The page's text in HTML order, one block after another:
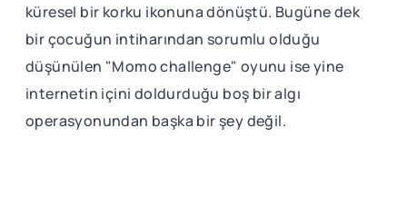
küresel bir korku ikonuna dönüştü. Bugüne dek
bir çocuğun intiharından sorumlu olduğu
düşünülen "Momo challenge" oyunu ise yine
internetin içini doldurduğu boş bir algı
operasyonundan başka bir şey değil.